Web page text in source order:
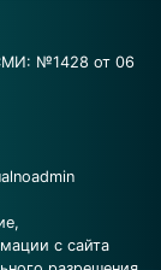
№1428 от 06
с сайта